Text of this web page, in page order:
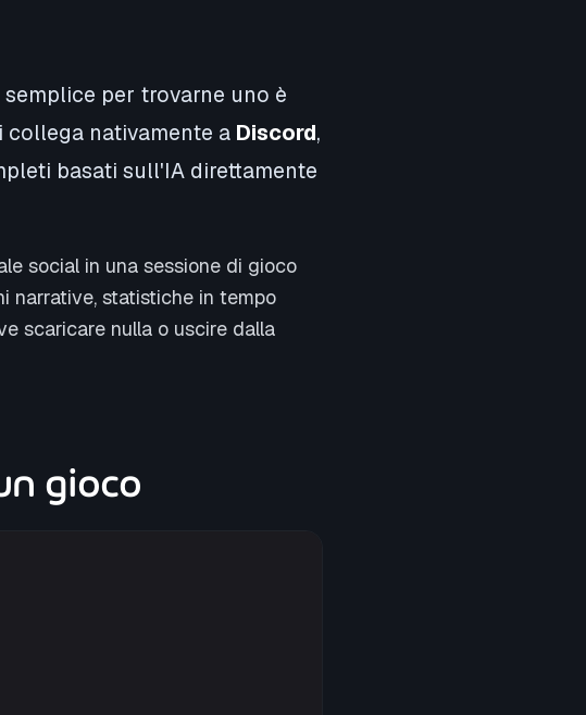
per trovarne uno è
collega nativamente a Discord,
basati sull'IA direttamente
social in una sessione di gioco
narrative, statistiche in tempo
scaricare nulla o uscire dalla
gioco